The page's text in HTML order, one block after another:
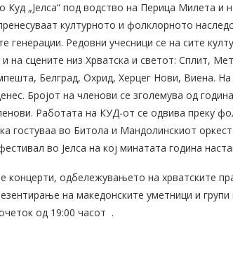
„Јелса“ под водство на Перица Милета и
културното и фолклорното
генерации. Редовни учесници се на сите
на сцените низ Хрватска и светот: Сплит,
Белград, Охрид, Херцег Нови, Виена.
Бројот на членови се зголемува од
Работата на КУД-от се одвива преку
гостуваа во Битола и Мандолинскиот
во Јелса на кој минатата година
концерти, одбележувањето на хрватските
на македонските уметници и
од 19:00 часот .